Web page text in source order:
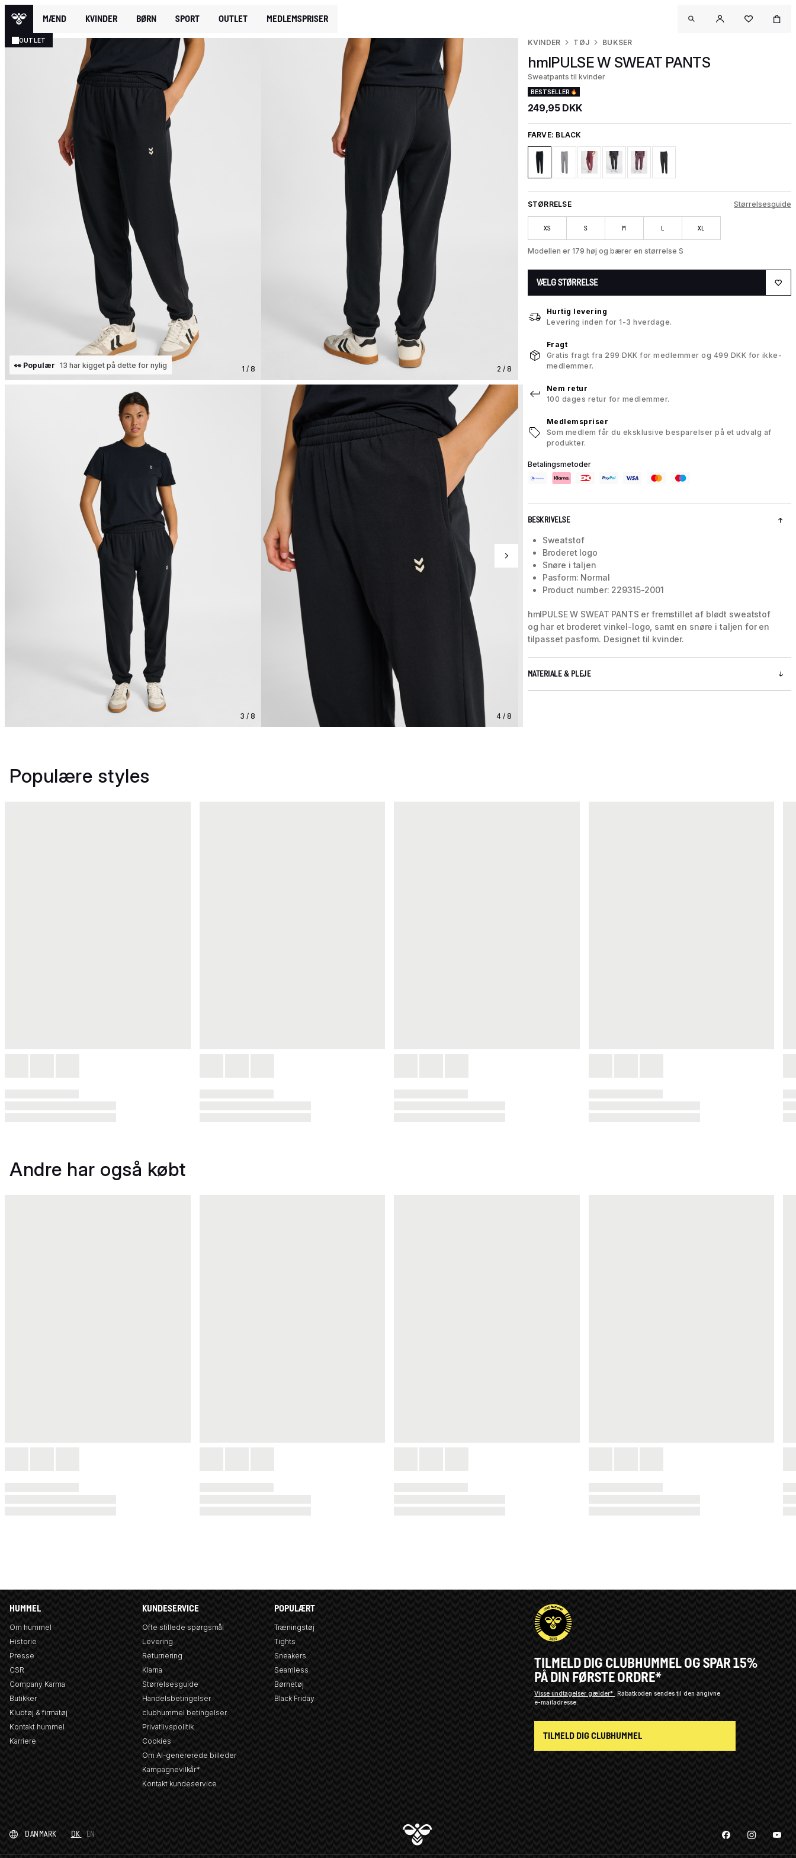
MÆND KVINDER BØRN SPORT OUTLET MEDLEMSPRISER
OUTLET
1 / 8
👀 Populær 13 har kigget på dette for nylig 2 / 8
3 / 8 4 / 8
KVINDER TØJ BUKSER
hmlPULSE W SWEAT PANTS
Sweatpants til kvinder
BESTSELLER
249,95 DKK
FARVE: BLACK
STØRRELSE Størrelsesguide
XS S M L XL
Modellen er 179 høj og bærer en størrelse S
VÆLG STØRRELSE
Hurtig levering
Levering inden for 1-3 hverdage.
Fragt
Gratis fragt fra 299 DKK for medlemmer og 499 DKK for ikke-
medlemmer.
Nem retur
100 dages retur for medlemmer.
Medlemspriser
Som medlem får du eksklusive besparelser på et udvalg af
produkter.
Betalingsmetoder
BESKRIVELSE
Sweatstof
Broderet logo
Snøre i taljen
Pasform: Normal
Product number: 229315-2001
hmlPULSE W SWEAT PANTS er fremstillet af blødt sweatstof
og har et broderet vinkel-logo, samt en snøre i taljen for en
tilpasset pasform. Designet til kvinder.
MATERIALE & PLEJE
Populære styles
Andre har også købt
HUMMEL
Om hummel
Historie
Presse
CSR
Company Karma
Butikker
Klubtøj & firmatøj
Kontakt hummel
Karriere
KUNDESERVICE
Ofte stillede spørgsmål
Levering
Returnering
Klarna
Størrelsesguide
Handelsbetingelser
clubhummel betingelser
Privatlivspolitik
Cookies
Om AI-genererede billeder
Kampagnevilkår*
Kontakt kundeservice
POPULÆRT
Træningstøj
Tights
Sneakers
Seamless
Børnetøj
Black Friday
TILMELD DIG CLUBHUMMEL OG SPAR 15%
PÅ DIN FØRSTE ORDRE*
Visse undtagelser gælder* Rabatkoden sendes til den angivne
e-mailadresse.
TILMELD DIG CLUBHUMMEL
DANMARK DK EN